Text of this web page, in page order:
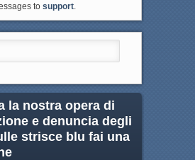
to support.
la nostra opera di
e denuncia degli
strisce blu fai una